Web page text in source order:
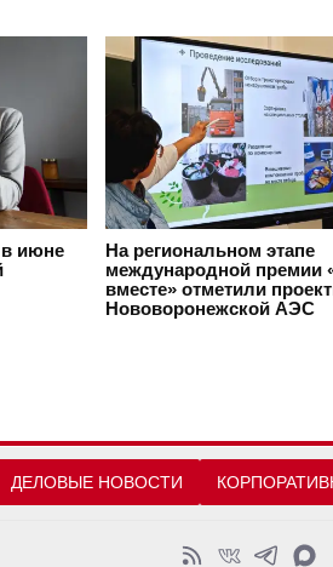
июне
На региональном этапе
международной премии
вместе» отметили
Нововоронежской АЭС
ДЕЛОВЫЕ НОВОСТИ